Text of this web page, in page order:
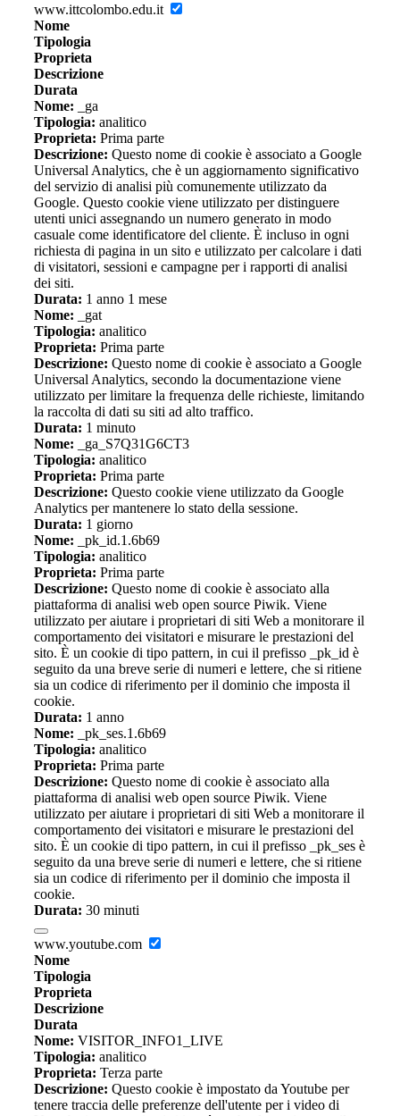
www.ittcolombo.edu.it
Nome
Tipologia
Proprieta
Descrizione
Durata
Nome: _ga
Tipologia: analitico
Proprieta: Prima parte
Descrizione: Questo nome di cookie è associato a Google
Universal Analytics, che è un aggiornamento significativo
del servizio di analisi più comunemente utilizzato da
Google. Questo cookie viene utilizzato per distinguere
utenti unici assegnando un numero generato in modo
casuale come identificatore del cliente. È incluso in ogni
richiesta di pagina in un sito e utilizzato per calcolare i dati
di visitatori, sessioni e campagne per i rapporti di analisi
dei siti.
Durata: 1 anno 1 mese
Nome: _gat
Tipologia: analitico
Proprieta: Prima parte
Descrizione: Questo nome di cookie è associato a Google
Universal Analytics, secondo la documentazione viene
utilizzato per limitare la frequenza delle richieste, limitando
la raccolta di dati su siti ad alto traffico.
Durata: 1 minuto
Nome: _ga_S7Q31G6CT3
Tipologia: analitico
Proprieta: Prima parte
Descrizione: Questo cookie viene utilizzato da Google
Analytics per mantenere lo stato della sessione.
Durata: 1 giorno
Nome: _pk_id.1.6b69
Tipologia: analitico
Proprieta: Prima parte
Descrizione: Questo nome di cookie è associato alla
piattaforma di analisi web open source Piwik. Viene
utilizzato per aiutare i proprietari di siti Web a monitorare il
comportamento dei visitatori e misurare le prestazioni del
sito. È un cookie di tipo pattern, in cui il prefisso _pk_id è
seguito da una breve serie di numeri e lettere, che si ritiene
sia un codice di riferimento per il dominio che imposta il
cookie.
Durata: 1 anno
Nome: _pk_ses.1.6b69
Tipologia: analitico
Proprieta: Prima parte
Descrizione: Questo nome di cookie è associato alla
piattaforma di analisi web open source Piwik. Viene
utilizzato per aiutare i proprietari di siti Web a monitorare il
comportamento dei visitatori e misurare le prestazioni del
sito. È un cookie di tipo pattern, in cui il prefisso _pk_ses è
seguito da una breve serie di numeri e lettere, che si ritiene
sia un codice di riferimento per il dominio che imposta il
cookie.
Durata: 30 minuti
www.youtube.com
Nome
Tipologia
Proprieta
Descrizione
Durata
Nome: VISITOR_INFO1_LIVE
Tipologia: analitico
Proprieta: Terza parte
Descrizione: Questo cookie è impostato da Youtube per
tenere traccia delle preferenze dell'utente per i video di